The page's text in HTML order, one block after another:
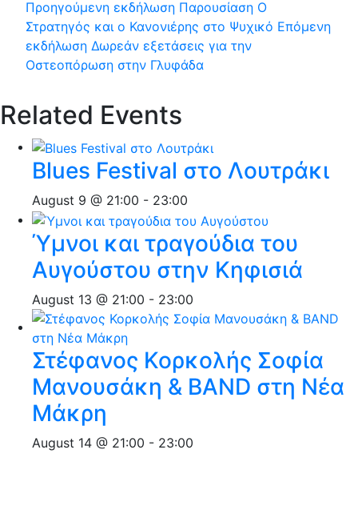
Προηγούμενη εκδήλωση Παρουσίαση Ο
Στρατηγός και ο Κανονιέρης στο Ψυχικό Επόμενη
εκδήλωση Δωρεάν εξετάσεις για την
Οστεοπόρωση στην Γλυφάδα
Related Events
Blues Festival στο Λουτράκι
August 9 @ 21:00 - 23:00
Ύμνοι και τραγούδια του
Αυγούστου στην Κηφισιά
August 13 @ 21:00 - 23:00
Στέφανος Κορκολής Σοφία
Μανουσάκη & BAND στη Νέα
Μάκρη
August 14 @ 21:00 - 23:00